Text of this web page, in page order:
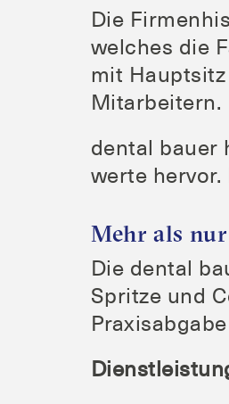
Die
wel­ches die
mit
Mitarbeitern.
den­tal bau­er
wer­te
Mehr als
Die den­tal
Sprit­ze und